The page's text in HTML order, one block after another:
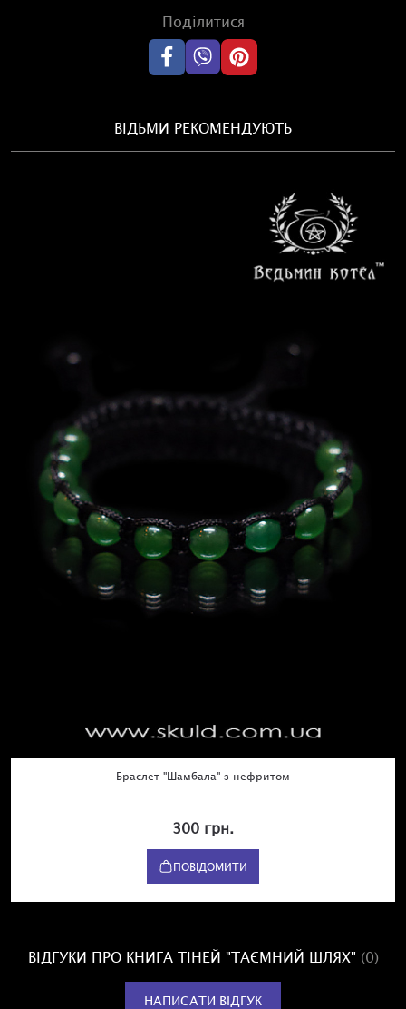
Поділитися
ВІДЬМИ РЕКОМЕНДУЮТЬ
Браслет "Шамбала" з нефритом
300 грн.
ПОВІДОМИТИ
ВІДГУКИ ПРО КНИГА ТІНЕЙ "ТАЄМНИЙ ШЛЯХ" (0)
НАПИСАТИ ВІДГУК